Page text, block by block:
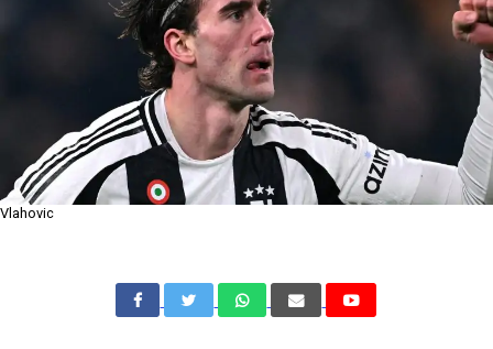
Vlahovic